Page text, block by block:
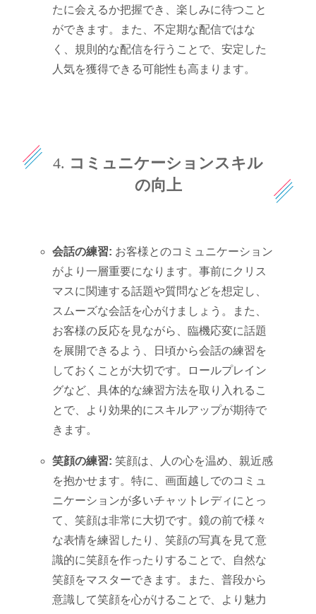
たに会えるか把握でき、楽しみに待つこと
ができます。また、不定期な配信ではな
く、規則的な配信を行うことで、安定した
人気を獲得できる可能性も高まります。
4. コミュニケーションスキル
の向上
会話の練習: お客様とのコミュニケーション
がより一層重要になります。事前にクリス
マスに関連する話題や質問などを想定し、
スムーズな会話を心がけましょう。また、
お客様の反応を見ながら、臨機応変に話題
を展開できるよう、日頃から会話の練習を
しておくことが大切です。ロールプレイン
グなど、具体的な練習方法を取り入れるこ
とで、より効果的にスキルアップが期待で
きます。
笑顔の練習: 笑顔は、人の心を温め、親近感
を抱かせます。特に、画面越しでのコミュ
ニケーションが多いチャットレディにとっ
て、笑顔は非常に大切です。鏡の前で様々
な表情を練習したり、笑顔の写真を見て意
識的に笑顔を作ったりすることで、自然な
笑顔をマスターできます。また、普段から
意識して笑顔を心がけることで、より魅力